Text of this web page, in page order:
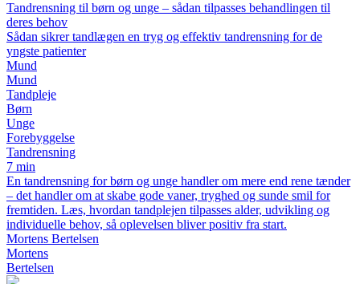
Tandrensning til børn og unge – sådan tilpasses behandlingen til
deres behov
Sådan sikrer tandlægen en tryg og effektiv tandrensning for de
yngste patienter
Mund
Mund
Tandpleje
Børn
Unge
Forebyggelse
Tandrensning
7 min
En tandrensning for børn og unge handler om mere end rene tænder
– det handler om at skabe gode vaner, tryghed og sunde smil for
fremtiden. Læs, hvordan tandplejen tilpasses alder, udvikling og
individuelle behov, så oplevelsen bliver positiv fra start.
Mortens Bertelsen
Mortens
Bertelsen